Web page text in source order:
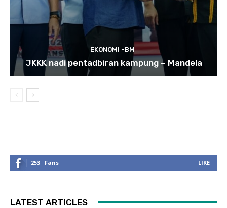
EKONOMI -BM
JKKK nadi pentadbiran kampung – Mandela
253 Fans LIKE
LATEST ARTICLES